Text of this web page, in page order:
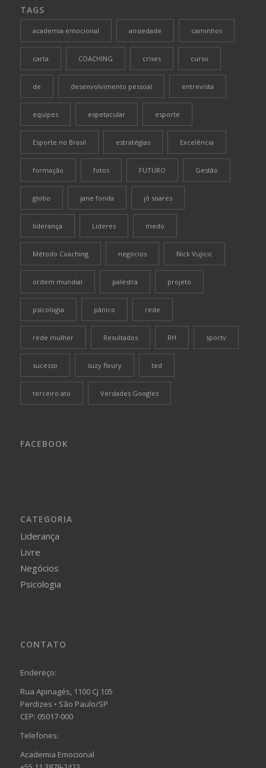
TAGS
academia emocional ansiedade caminhos
carta COACHING crises curso
de desenvolvimento pessoal entrevista
equipes espetacular esporte
Esporte no Brasil estratégias Excelência
formação fotos FUTURO Gestão
globo jane fonda jô soares
liderança Líderes medo
Método Coaching negócios Nick Vujicic
ordem mundial palestra projeto
psicologia pânico rede
rede mulher Resultados RH sportv
sucesso suzy fleury ted
terceiro ato Verdades Googles
FACEBOOK
CATEGORIA
Liderança
Livre
Negócios
Psicologia
CONTATO
Endereço:
Rua Apinagés, 1100 Cj 105
Perdizes • São Paulo/SP
CEP: 05017-000
Telefones:
Academia Emocional